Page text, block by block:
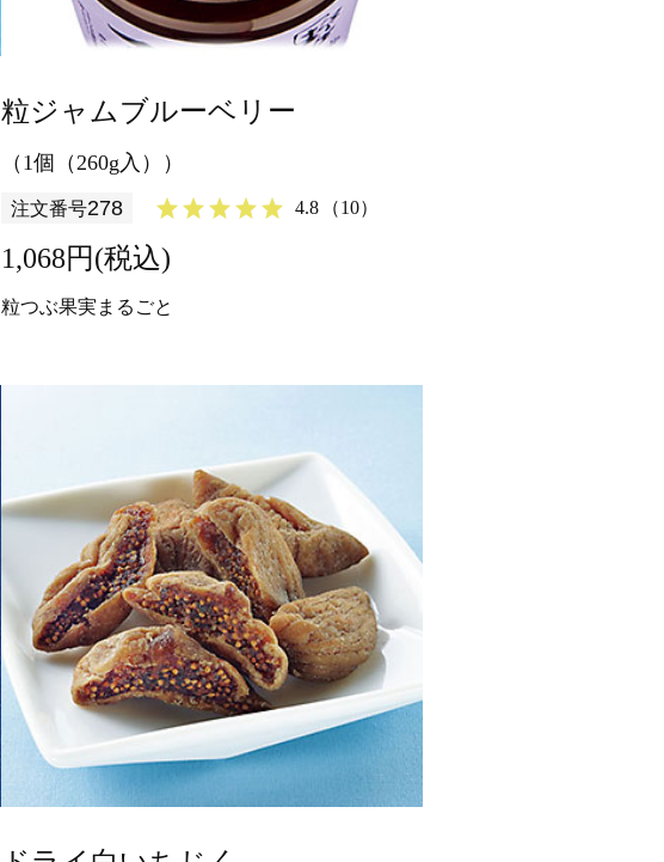
粒ジャムブルーベリー
（1個（260g入））
注文番号278 4.8 （10）
1,068円(税込)
粒つぶ果実まるごと